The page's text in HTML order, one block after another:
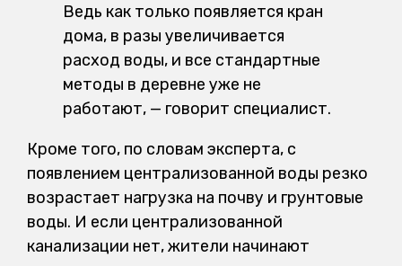
Ведь как только появляется кран
дома, в разы увеличивается
расход воды, и все стандартные
методы в деревне уже не
работают, — говорит специалист.
Кроме того, по словам эксперта, с
появлением централизованной воды резко
возрастает нагрузка на почву и грунтовые
воды. И если централизованной
канализации нет, жители начинают